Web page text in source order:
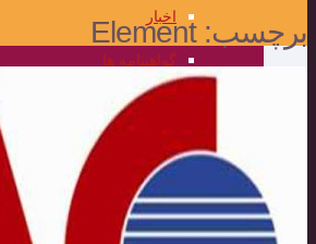
اخبار
گواهینامه ها
گالری تصاویر
علمی و کاربردی
مرکز علمی کاربردی المهدی
برنامه ریزی جامع و فناوری اطلاعات
برچسب:Element